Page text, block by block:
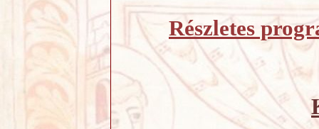
Részletes